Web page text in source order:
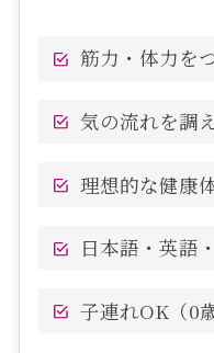
筋力・体力を
気の流れを調
理想的な健康
日本語・英語
子連れOK（0